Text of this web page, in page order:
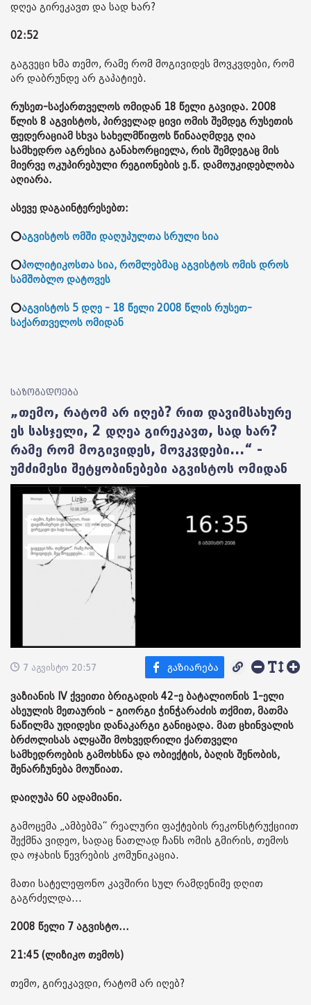
დღეა გირეკავთ და სად ხარ?
02:52
გაგვეცი ხმა თემო, რამე რომ მოგივიდეს მოვკვდები, რომ
არ დაბრუნდე არ გაპატიებ.
რუსეთ-საქართველოს ომიდან 18 წელი გავიდა. 2008
წლის 8 აგვისტოს, პირველად ცივი ომის შემდეგ რუსეთის
ფედერაციამ სხვა სახელმწიფოს წინააღმდეგ ღია
სამხედრო აგრესია განახორციელა, რის შემდეგაც მის
მიერვე ოკუპირებული რეგიონების ე.წ. დამოუკიდებლობა
აღიარა.
ასევე დაგაინტერესებთ:
⭕აგვისტოს ომში დაღუპულთა სრული სია
⭕პოლიტიკოსთა სია, რომლებმაც აგვისტოს ომის დროს
სამშობლო დატოვეს
⭕აგვისტოს 5 დღე - 18 წელი 2008 წლის რუსეთ-
საქართველოს ომიდან
საზოგადოება
„თემო, რატომ არ იღებ? რით დავიმსახურე
ეს სასჯელი, 2 დღეა გირეკავთ, სად ხარ?
რამე რომ მოგივიდეს, მოვკვდები...“ -
უმძიმესი შეტყობინებები აგვისტოს ომიდან
7 აგვისტო 20:57
ვაზიანის IV ქვეითი ბრიგადის 42-ე ბატალიონის 1-ელი
ასეულის მეთაურის - გიორგი ჭინჭარაძის თქმით, მათმა
ნაწილმა უდიდესი დანაკარგი განიცადა. მათ ცხინვალის
ბრძოლისას ალყაში მოხვედრილი ქართველი
სამხედროების გამოხსნა და ობიექტის, ბაღის შენობის,
შენარჩუნება მოუწიათ.
დაიღუპა 60 ადამიანი.
გამოცემა „ამბებმა“ რეალური ფაქტების რეკონსტრუქციით
შექმნა ვიდეო, სადაც ნათლად ჩანს ომის გმირის, თემოს
და ოჯახის წევრების კომუნიკაცია.
მათი სატელეფონო კავშირი სულ რამდენიმე დღით
გაგრძელდა...
2008 წელი 7 აგვისტო...
21:45 (ლიზიკო თემოს)
თემო, გირეკავდი, რატომ არ იღებ?